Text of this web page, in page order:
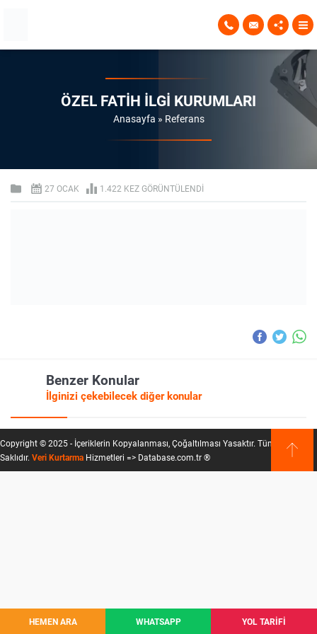
ÖZEL FATIH İLGI KURUMLARI
Anasayfa » Referans
27 OCAK 1.422 KEZ GÖRÜNTÜLENDI
Benzer Konular
İlginizi çekebilecek diğer konular
Copyright © 2025 - İçeriklerin Kopyalanması, Çoğaltılması Yasaktır. Tüm Hakları
Saklıdır. Veri Kurtarma Hizmetleri => Database.com.tr ®
HEMEN ARA WHATSAPP YOL TARİFİ